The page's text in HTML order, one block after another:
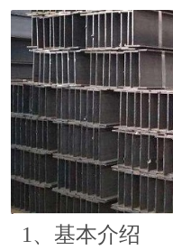
1、基本介绍